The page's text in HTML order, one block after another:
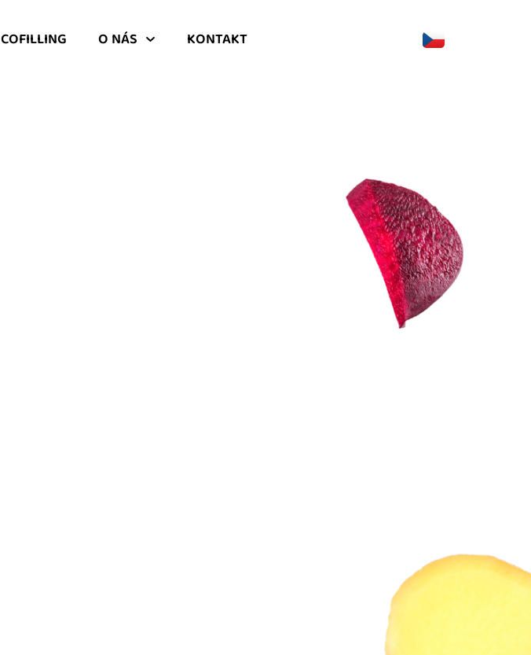
COFILLING O NÁS KONTAKT